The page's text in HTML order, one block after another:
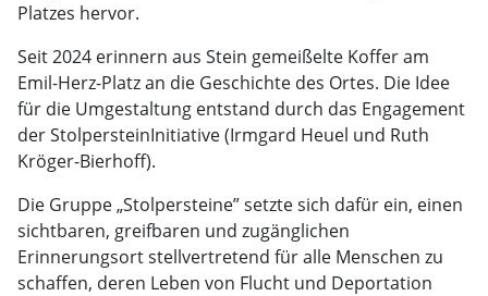
Platzes hervor.
Seit 2024 erinnern aus Stein gemeißelte Koffer am
Emil-Herz-Platz an die Geschichte des Ortes. Die Idee
für die Umgestaltung entstand durch das Engagement
der StolpersteinInitiative (Irmgard Heuel und Ruth
Kröger-Bierhoff).
Die Gruppe „Stolpersteine” setzte sich dafür ein, einen
sichtbaren, greifbaren und zugänglichen
Erinnerungsort stellvertretend für alle Menschen zu
schaffen, deren Leben von Flucht und Deportation